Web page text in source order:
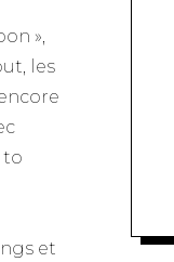
»,
les
to
et